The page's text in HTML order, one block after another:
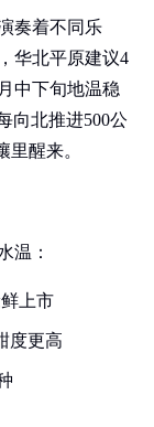
奏着不同乐
华北平原建议4
中下旬地温稳
向北推进500公
醒来。
温：
上市
度更高